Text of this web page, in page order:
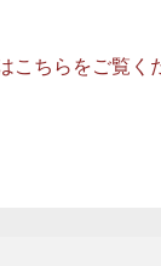
こちらをご覧く